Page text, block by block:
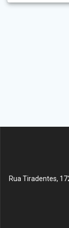
Rua Tiradentes,